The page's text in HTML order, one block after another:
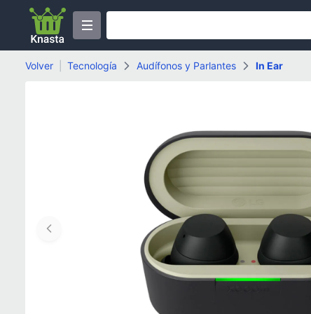
Volver Tecnología Audífonos y Parlantes In Ear